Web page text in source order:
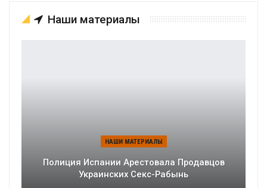
Наши материалы
НАШИ МАТЕРИАЛЫ
Полиция Испании Арестовала Продавцов
Украинских Секс-Рабынь